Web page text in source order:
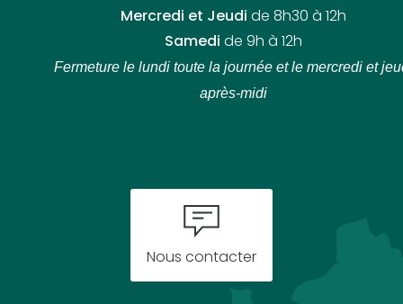
Mercredi et Jeudi de 8h30 à 12h
Samedi de 9h à 12h
Fermeture le lundi toute la journée et le mercredi et
après-midi
Nous contacter